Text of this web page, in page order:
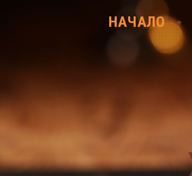
НАЧАЛО